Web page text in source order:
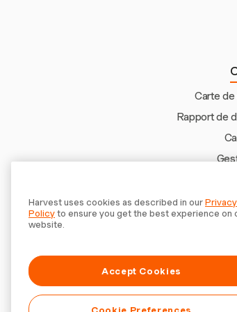
Carte
Rapport de
Logiciel de
Suivi
Harvest uses cookies as described in ourPrivacy
Policyto ensure you get the best experience on
website.
Accept Cookies